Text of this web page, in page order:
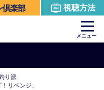
倶楽部 視聴方法
メニュー
り派
リベンジ」